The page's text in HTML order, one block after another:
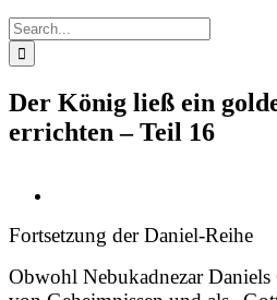
Search
for:
Der König ließ ein
errichten – Teil 16
Image
Fortsetzung der Daniel-Reihe
Obwohl Nebukadnezar